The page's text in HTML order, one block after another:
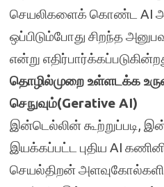
செயலிகளைக் கொண்ட AI
ஒப்பிடும்போது சிறந்த
என்று
தொழில்முறை உள்ளடக்க
செநுவும்(Gerative AI)
இன்டெல்லின் கூற்றுப்படி,
இயக்கப்பட்ட புதிய AI
செயல்திறன்